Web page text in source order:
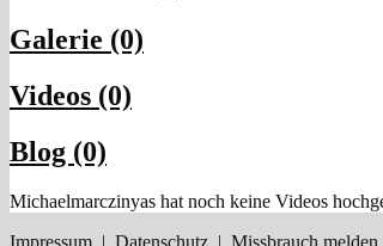
Galerie (0)
Videos (0)
Blog (0)
Michaelmarczinyas hat noch keine Videos